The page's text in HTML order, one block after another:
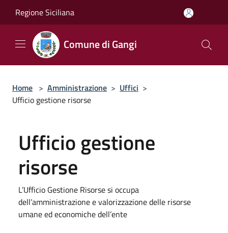
Regione Siciliana
Comune di Gangi
Home > Amministrazione > Uffici >
Ufficio gestione risorse
Ufficio gestione
risorse
L’Ufficio Gestione Risorse si occupa
dell’amministrazione e valorizzazione delle risorse
umane ed economiche dell’ente